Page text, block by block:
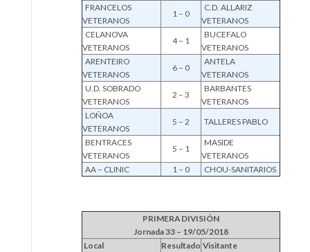
FRANCELOS
VETERANOS
1 – 0
C.D. ALLARIZ
VETERANOS
CELANOVA
VETERANOS
4 – 1
BUCEFALO
VETERANOS
ARENTEIRO
VETERANOS
6 – 0
ANTELA
VETERANOS
U.D. SOBRADO
VETERANOS
2 – 3
BARBANTES
VETERANOS
LOÑOA
VETERANOS
5 – 2
TALLERES PABLO
BENTRACES
VETERANOS
5 – 1
MASIDE
VETERANOS
AA – CLINIC
1 – 0 CHOU-SANITARIOS
PRIMERA DIVISIÓN
Jornada 33 – 19/05/2018
Local
Resultado Visitante